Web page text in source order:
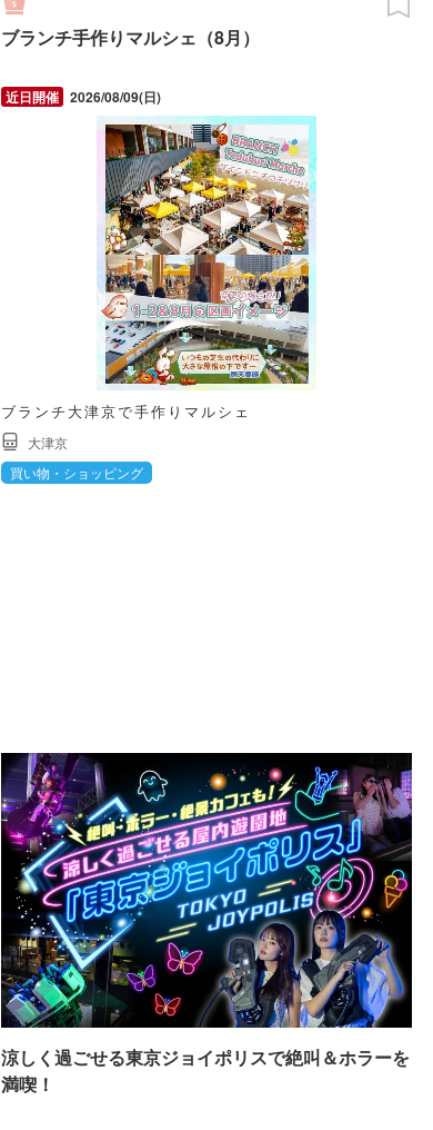
ブランチ手作りマルシェ（8月）
2026/08/09(日)
ブランチ大津京で手作りマルシェ
大津京
買い物・ショッピング
涼しく過ごせる東京ジョイポリスで絶叫＆ホラーを
満喫！